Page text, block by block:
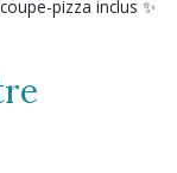
pizza inclus ✨